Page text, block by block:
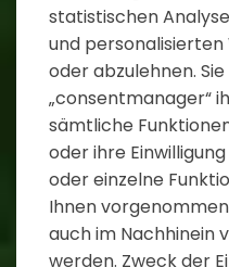
statistischen
und
oder abzulehnen.
„consentmanager“
sämtliche
oder ihre
oder einzelne
Ihnen
auch im Nachhinein
werden. Zweck der